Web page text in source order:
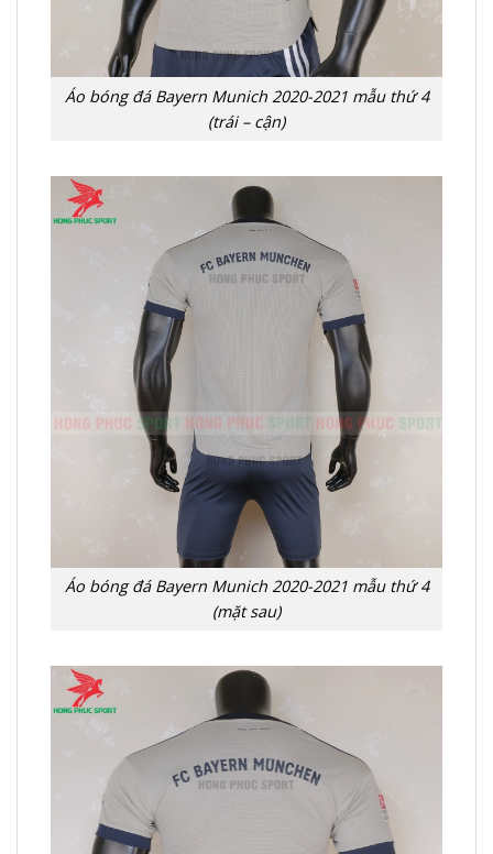
Áo bóng đá Bayern Munich 2020-2021 mẫu thứ 4
(trái – cận)
Áo bóng đá Bayern Munich 2020-2021 mẫu thứ 4
(mặt sau)